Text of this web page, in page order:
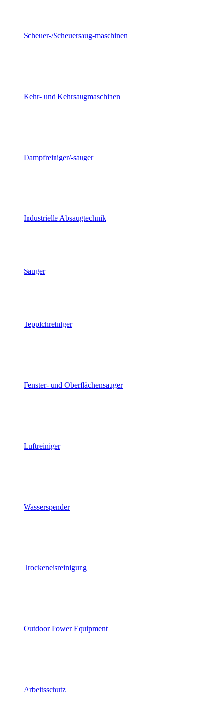
Scheuer-/Scheuersaug-maschinen
Kehr- und Kehrsaugmaschinen
Dampfreiniger/-sauger
Industrielle Absaugtechnik
Sauger
Teppichreiniger
Fenster- und Oberflächensauger
Luftreiniger
Wasserspender
Trockeneisreinigung
Outdoor Power Equipment
Arbeitsschutz